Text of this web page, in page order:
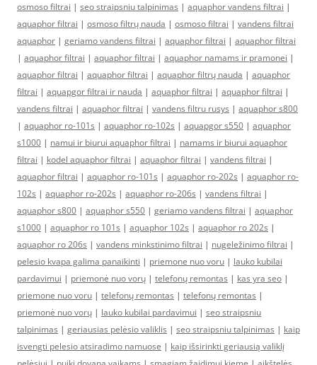
osmoso filtrai | seo straipsniu talpinimas | aquaphor vandens filtrai |
aquaphor filtrai | osmoso filtrų nauda | osmoso filtrai | vandens filtrai
aquaphor | geriamo vandens filtrai | aquaphor filtrai | aquaphor filtrai
| aquaphor filtrai | aquaphor filtrai | aquaphor namams ir pramonei |
aquaphor filtrai | aquaphor filtrai | aquaphor filtrų nauda | aquaphor
filtrai | aquapgor filtrai ir nauda | aquaphor filtrai | aquaphor filtrai |
vandens filtrai | aquaphor filtrai | vandens filtru rusys | aquaphor s800
| aquaphor ro-101s | aquaphor ro-102s | aquapgor s550 | aquaphor
s1000 | namui ir biurui aquaphor filtrai | namams ir biurui aquaphor
filtrai | kodel aquaphor filtrai | aquaphor filtrai | vandens filtrai |
aquaphor filtrai | aquaphor ro-101s | aquaphor ro-202s | aquaphor ro-
102s | aquaphor ro-202s | aquaphor ro-206s | vandens filtrai |
aquaphor s800 | aquaphor s550 | geriamo vandens filtrai | aquaphor
s1000 | aquaphor ro 101s | aquaphor 102s | aquaphor ro 202s |
aquaphor ro 206s | vandens minkstinimo filtrai | nugeležinimo filtrai |
pelesio kvapa galima panaikinti | priemone nuo voru | lauko kubilai
pardavimui | priemonė nuo vorų | telefonų remontas | kas yra seo |
priemone nuo voru | telefonų remontas | telefonų remontas |
priemonė nuo vorų | lauko kubilai pardavimui | seo straipsniu
talpinimas | geriausias pelėsio valiklis | seo straipsniu talpinimas | kaip
isvengti pelesio atsiradimo namuose | kaip išsirinkti geriausią valiklį